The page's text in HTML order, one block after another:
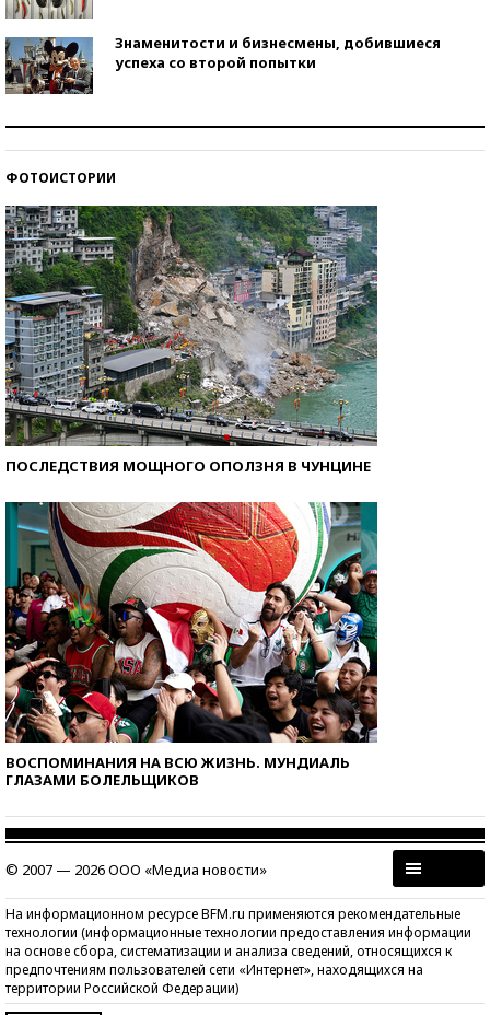
Знаменитости и бизнесмены, добившиеся
успеха со второй попытки
ФОТОИСТОРИИ
ПОСЛЕДСТВИЯ МОЩНОГО ОПОЛЗНЯ В ЧУНЦИНЕ
ВОСПОМИНАНИЯ НА ВСЮ ЖИЗНЬ. МУНДИАЛЬ
ГЛАЗАМИ БОЛЕЛЬЩИКОВ
© 2007 — 2026 ООО «Медиа новости»
На информационном ресурсе BFM.ru применяются рекомендательные
технологии (информационные технологии предоставления информации
на основе сбора, систематизации и анализа сведений, относящихся к
предпочтениям пользователей сети «Интернет», находящихся на
территории Российской Федерации)